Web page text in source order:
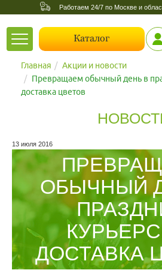
Работаем 24/7 по Москве и
Toggle
navigation
Каталог
Главная
Акции и новости
Превращаем обычный день в
доставка цветов
13 июля 2016
ОБЫЧНЫЙ
ДОСТАВКА